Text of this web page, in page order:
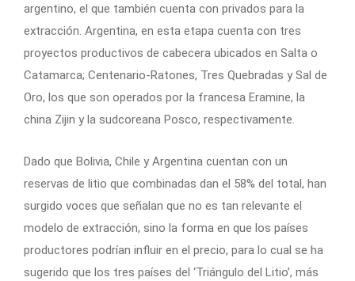
argentino, el que también cuenta con privados para la
extracción. Argentina, en esta etapa cuenta con tres
proyectos productivos de cabecera ubicados en Salta o
Catamarca; Centenario-Ratones, Tres Quebradas y Sal de
Oro, los que son operados por la francesa Eramine, la
china Zijin y la sudcoreana Posco, respectivamente.
Dado que Bolivia, Chile y Argentina cuentan con un
reservas de litio que combinadas dan el 58% del total, han
surgido voces que señalan que no es tan relevante el
modelo de extracción, sino la forma en que los países
productores podrían influir en el precio, para lo cual se ha
sugerido que los tres países del ‘Triángulo del Litio’, más